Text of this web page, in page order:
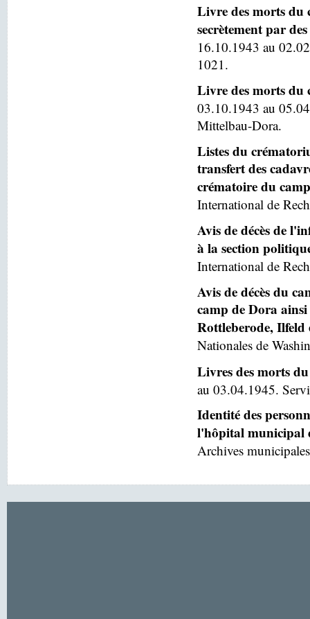
Livre des morts du
secrètement par
16.10.1943 au
1021.
Livre des morts du
03.10.1943 au
Mittelbau-Dora.
Listes du
transfert des
crématoire du
International de
Avis de décès de
à la section
International de
Avis de décès du
camp de Dora
Rottleberode, Ilfeld
Nationales de
Livres des morts
au 03.04.1945.
Identité des
l'hôpital municipal
Archives